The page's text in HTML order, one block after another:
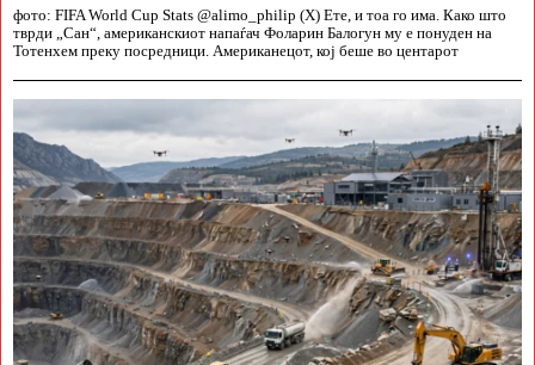
фото: FIFA World Cup Stats @alimo_philip (X) Ете, и тоа го има. Како што
тврди „Сан“, американскиот напаѓач Фоларин Балогун му е понуден на
Тотенхем преку посредници. Американецот, кој беше во центарот